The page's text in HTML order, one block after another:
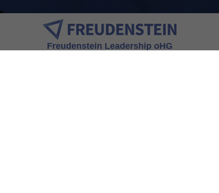
Freudenstein Leadership oHG